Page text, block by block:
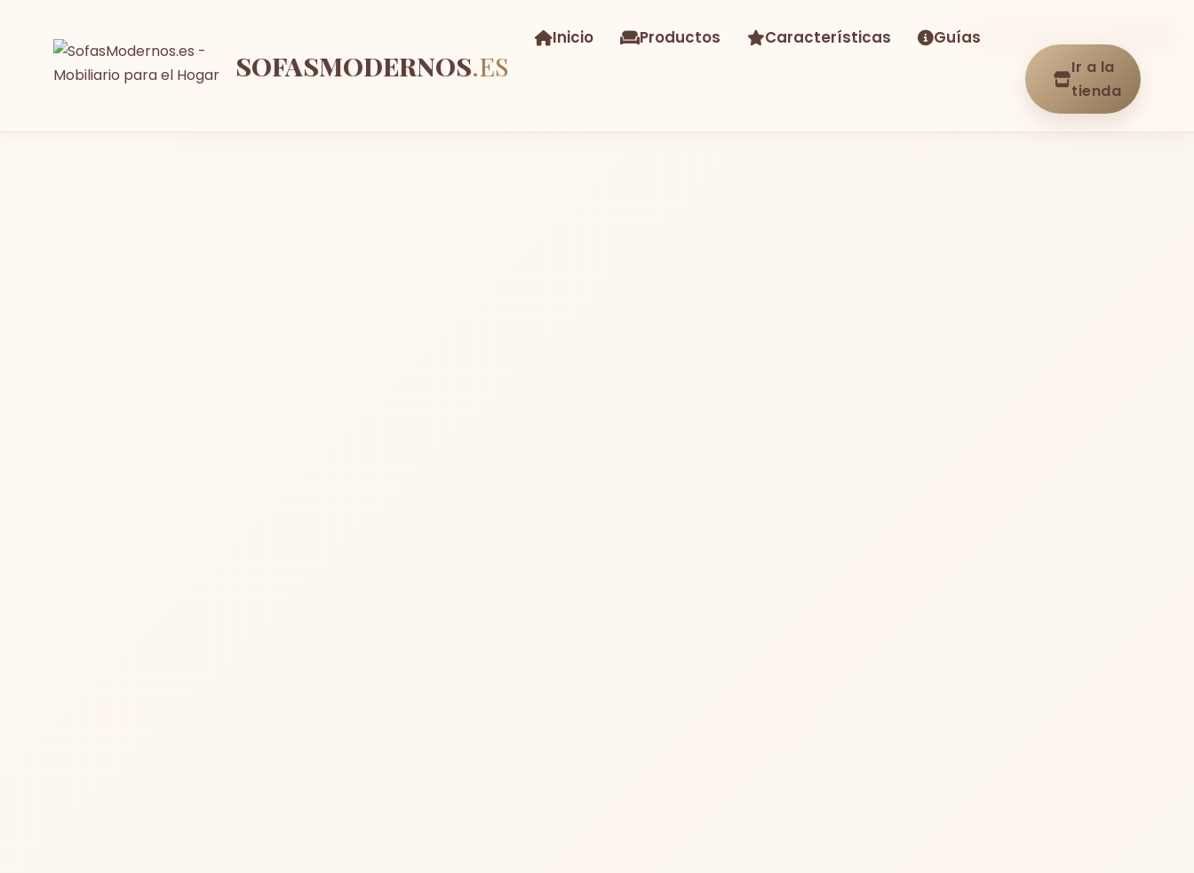
SOFASMODERNOS.ES
Inicio Productos Características Guías
Ir a la
tienda